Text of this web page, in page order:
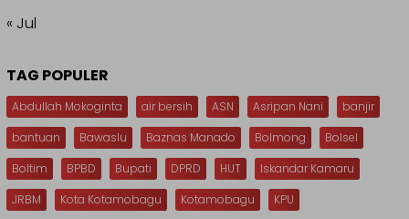
« Jul
TAG POPULER
Abdullah Mokoginta air bersih ASN Asripan Nani
banjir
bantuan
Bawaslu Baznas Manado Bolmong
Bolsel
Boltim
BPBD Bupati DPRD HUT
Iskandar Kamaru
JRBM
Kota Kotamobagu Kotamobagu
KPU